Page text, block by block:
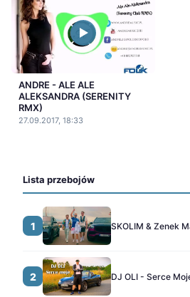
ANDRE - ALE ALE
ALEKSANDRA (SERENITY
RMX)
27.09.2017, 18:33
Lista przebojów
1 SKOLIM & Zenek
2 DJ OLI - Serce